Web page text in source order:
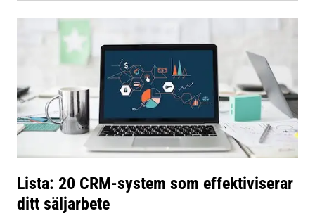
Lista: 20 CRM-system som effektiviserar
ditt säljarbete